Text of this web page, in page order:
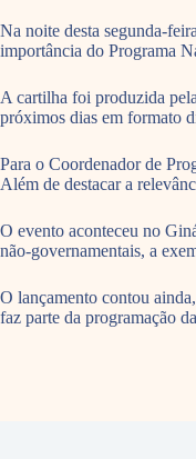
Na noite desta segunda-
importância do Programa
A cartilha foi produzida
próximos dias em formato
Para o Coordenador de
Além de destacar a
O evento aconteceu no
não-governamentais, a
O lançamento contou
faz parte da programação